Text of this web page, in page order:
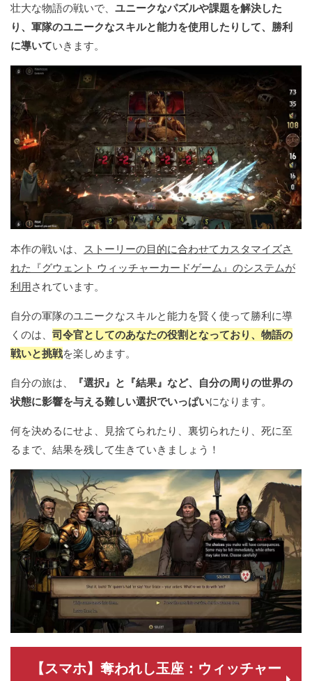
壮大な物語の戦いで、 ユニークなパズルや課題を解決した
り、軍隊のユニークなスキルと能力を使用したりして、勝利
に導いていきます。
本作の戦いは、 ストーリーの目的に合わせてカスタマイズさ
れた『グウェント ウィッチャーカードゲーム』のシステムが
利用されています。
自分の軍隊のユニークなスキルと能力を賢く使って勝利に導
くのは、 司令官としてのあなたの役割となっており、物語の
戦いと挑戦を楽しめます。
自分の旅は、
『選択』と『結果』など、自分の周りの世界の
状態に影響を与える難しい選択でいっぱいになります。
何を決めるにせよ、見捨てられたり、裏切られたり、死に至
るまで、結果を残して生きていきましょう！
【スマホ】奪われし玉座：ウィッチャー